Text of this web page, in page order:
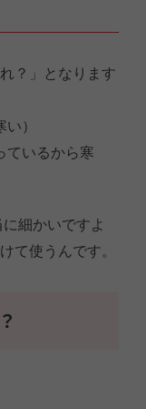
？」となります
）
ているから寒
細かいですよ
て使うんです。